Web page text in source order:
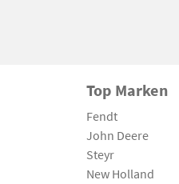
Top Marken
Fendt
John Deere
Steyr
New Holland